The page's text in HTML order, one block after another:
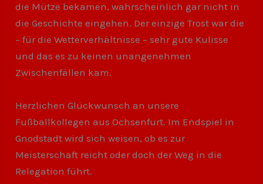
die Mütze bekamen, wahrscheinlich gar nicht in
die Geschichte eingehen. Der einzige Trost war die
– für die Wetterverhältnisse – sehr gute Kulisse
und das es zu keinen unangenehmen
Zwischenfällen kam.
Herzlichen Glückwunsch an unsere
Fußballkollegen aus Ochsenfurt. Im Endspiel in
Gnodstadt wird sich weisen, ob es zur
Meisterschaft reicht oder doch der Weg in die
Relegation führt.